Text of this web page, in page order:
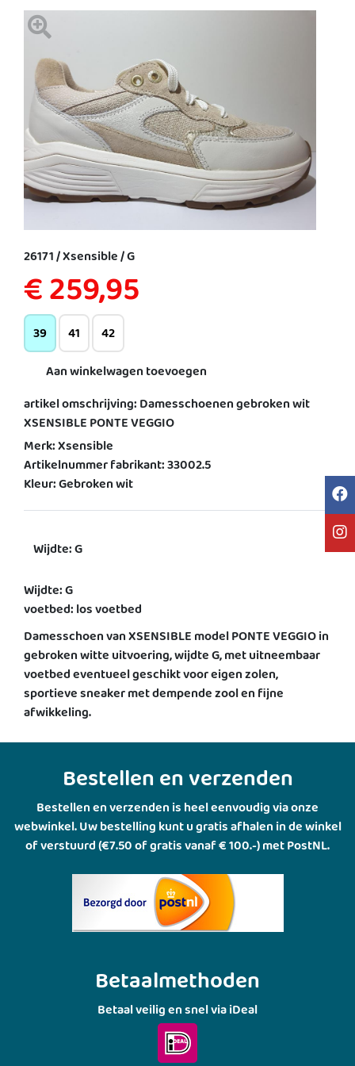
26171 / Xsensible / G
€ 259,95
39 41 42
Aan winkelwagen toevoegen
artikel omschrijving: Damesschoenen gebroken wit
XSENSIBLE PONTE VEGGIO
Merk: Xsensible
Artikelnummer fabrikant: 33002.5
Kleur: Gebroken wit
Wijdte: G
Wijdte: G
voetbed: los voetbed
Damesschoen van XSENSIBLE model PONTE VEGGIO in
gebroken witte uitvoering, wijdte G, met uitneembaar
voetbed eventueel geschikt voor eigen zolen,
sportieve sneaker met dempende zool en fijne
afwikkeling.
Bestellen en verzenden
Bestellen en verzenden is heel eenvoudig via onze
webwinkel. Uw bestelling kunt u gratis afhalen in de winkel
of verstuurd (€7.50 of gratis vanaf € 100.-) met PostNL.
Betaalmethoden
Betaal veilig en snel via iDeal